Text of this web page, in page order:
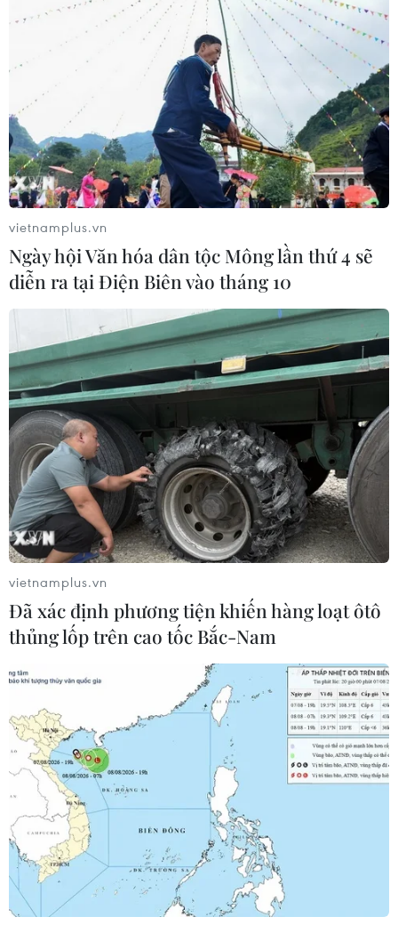
vietnamplus.vn
Ngày hội Văn hóa dân tộc Mông lần thứ 4 sẽ
diễn ra tại Điện Biên vào tháng 10
vietnamplus.vn
Đã xác định phương tiện khiến hàng loạt ôtô
thủng lốp trên cao tốc Bắc-Nam